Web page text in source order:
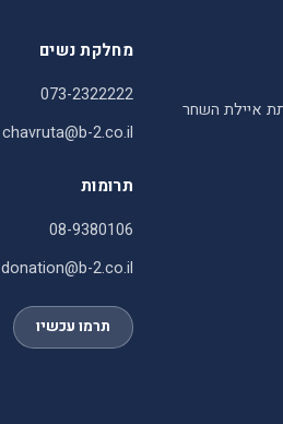
איילת השחר
מחלקת נשים
073-2322222
chavruta@b-2.co.il
תרומות
08-9380106
donation@b-2.co.il
תרמו עכשיו